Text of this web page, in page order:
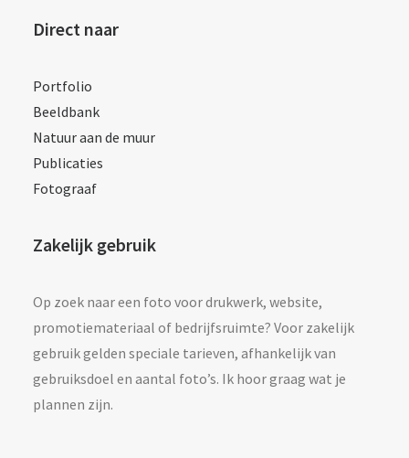
Direct naar
Portfolio
Beeldbank
Natuur aan de muur
Publicaties
Fotograaf
Zakelijk gebruik
Op zoek naar een foto voor drukwerk, website,
promotiemateriaal of bedrijfsruimte? Voor zakelijk
gebruik gelden speciale tarieven, afhankelijk van
gebruiksdoel en aantal foto’s. Ik hoor graag wat je
plannen zijn.